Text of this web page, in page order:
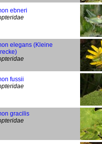
ebneri
elegans (Kleine
fussii
gracilis